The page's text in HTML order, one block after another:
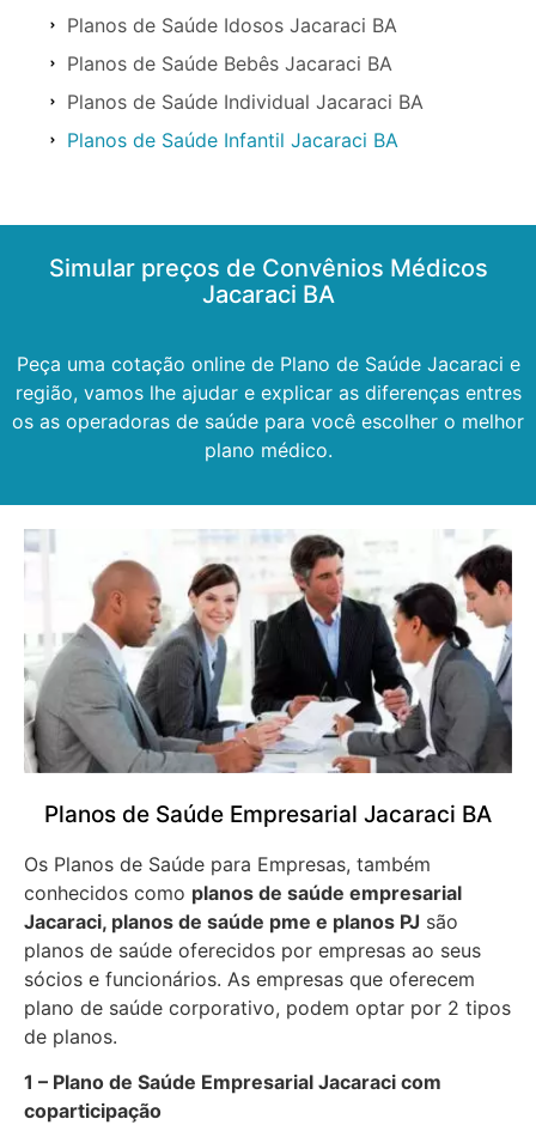
Planos de Saúde Idosos Jacaraci BA
Planos de Saúde Bebês Jacaraci BA
Planos de Saúde Individual Jacaraci BA
Planos de Saúde Infantil Jacaraci BA
Simular preços de Convênios Médicos
Jacaraci BA
Peça uma cotação online de Plano de Saúde Jacaraci e
região, vamos lhe ajudar e explicar as diferenças entres
os as operadoras de saúde para você escolher o melhor
plano médico.
Planos de Saúde Empresarial Jacaraci BA
Os Planos de Saúde para Empresas, também
conhecidos como planos de saúde empresarial
Jacaraci, planos de saúde pme e planos PJ são
planos de saúde oferecidos por empresas ao seus
sócios e funcionários. As empresas que oferecem
plano de saúde corporativo, podem optar por 2 tipos
de planos.
1 – Plano de Saúde Empresarial Jacaraci com
coparticipação